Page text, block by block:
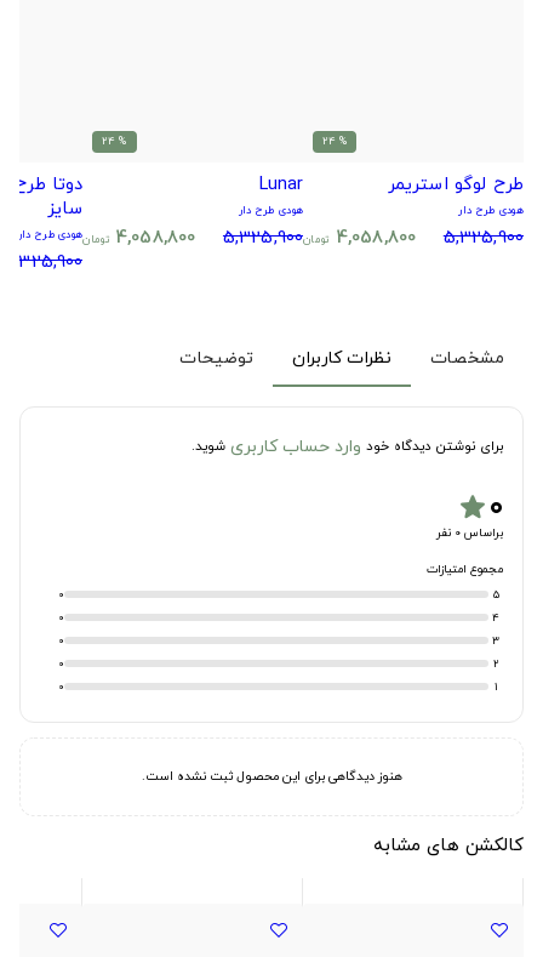
% 24
طرح لوگو استریمر
هودی طرح دار
5,325,900
4,058,800 تومان
% 24
Lunar
هودی طرح دار
5,325,900
4,058,800 تومان
سایز
هودی طرح دار
5,325,900
مشخصات نظرات کاربران توضیحات
برای نوشتن دیدگاه خود وارد حساب کاربری شوید.
۰star
براساس 0 نفر
مجموع امتیازات
5
0
4
0
3
0
2
0
1
0
هنوز دیدگاهی برای این محصول ثبت نشده است.
کالکشن های مشابه